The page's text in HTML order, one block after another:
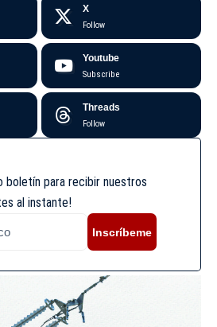
X
Follow
Youtube
Subscribe
Threads
Follow
boletín para recibir nuestros
al instante!
Inscríbeme